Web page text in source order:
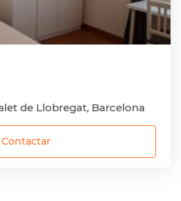
de Llobregat, Barcelona
Contactar